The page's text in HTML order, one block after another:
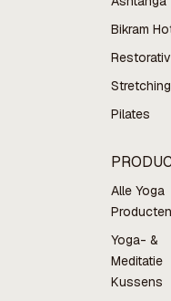
Bikram
Stretching
Pilates
Alle Yoga
Producten
Yoga- &
Meditatie
Kussens